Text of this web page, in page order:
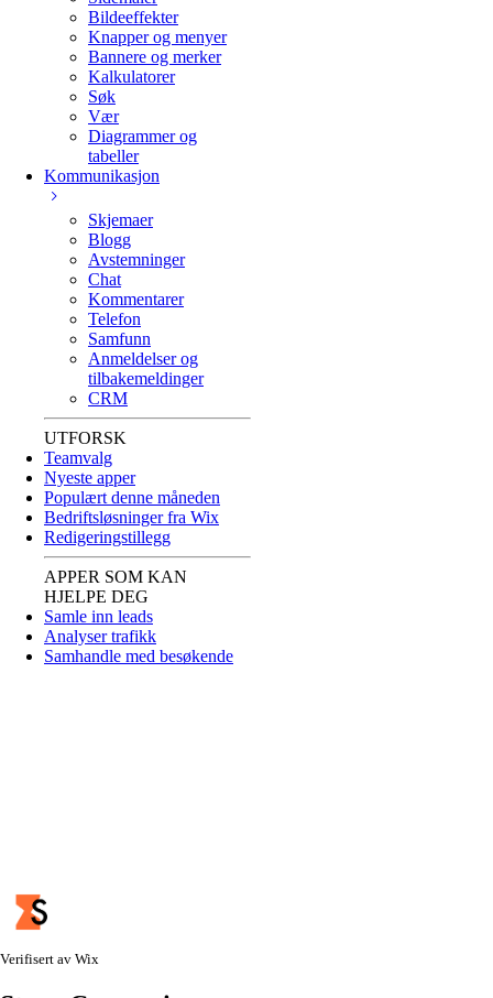
Bildeeffekter
Knapper og menyer
Bannere og merker
Kalkulatorer
Søk
Vær
Diagrammer og
tabeller
Kommunikasjon
Skjemaer
Blogg
Avstemninger
Chat
Kommentarer
Telefon
Samfunn
Anmeldelser og
tilbakemeldinger
CRM
UTFORSK
Teamvalg
Nyeste apper
Populært denne måneden
Bedriftsløsninger fra Wix
Redigeringstillegg
APPER SOM KAN
HJELPE DEG
Samle inn leads
Analyser trafikk
Samhandle med besøkende
Verifisert av Wix